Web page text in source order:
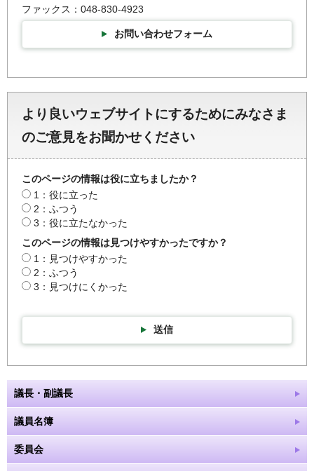
ファックス：048-830-4923
お問い合わせフォーム
より良いウェブサイトにするためにみなさま
のご意見をお聞かせください
このページの情報は役に立ちましたか？
1：役に立った
2：ふつう
3：役に立たなかった
このページの情報は見つけやすかったですか？
1：見つけやすかった
2：ふつう
3：見つけにくかった
送信
議長・副議長
議員名簿
委員会